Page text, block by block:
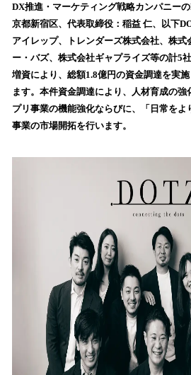
！
数
を
込
み
中
で
DX推進・マーケティング戦略カンパニー
京都新宿区、代表取締役：稲益 仁、以下
アイレップ、トレンダーズ株式会社、株式
ー・バズ、株式会社ギャプライズ等の計5
増資により、総額1.8億円の資金調達を実
ます。本件資金調達により、人材育成の
プリ事業の機能強化ならびに、「日常を
事業の市場開拓を行います。